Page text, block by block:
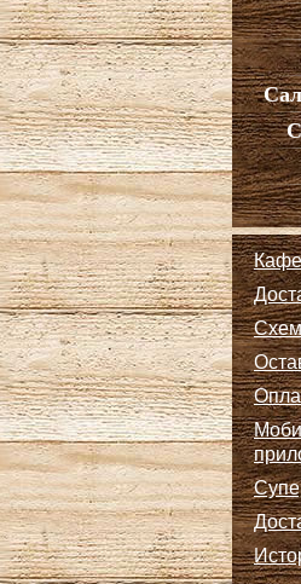
Кафе